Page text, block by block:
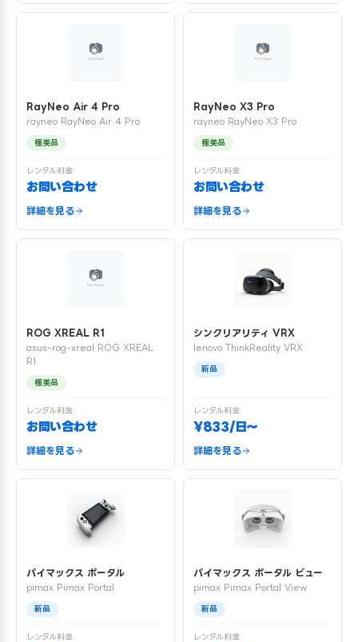
RayNeo Air 4 Pro
rayneo RayNeo Air 4 Pro
極美品
レンタル料金
お問い合わせ
詳細を見る
RayNeo X3 Pro
rayneo RayNeo X3 Pro
極美品
レンタル料金
お問い合わせ
詳細を見る
ROG XREAL R1
asus-rog-xreal ROG XREAL
R1
極美品
レンタル料金
お問い合わせ
詳細を見る
シンクリアリティ VRX
lenovo ThinkReality VRX
新品
レンタル料金
¥833/日〜
詳細を見る
パイマックス ポータル
pimax Pimax Portal
新品
レンタル料金
パイマックス ポータル ビュー
pimax Pimax Portal View
新品
レンタル料金